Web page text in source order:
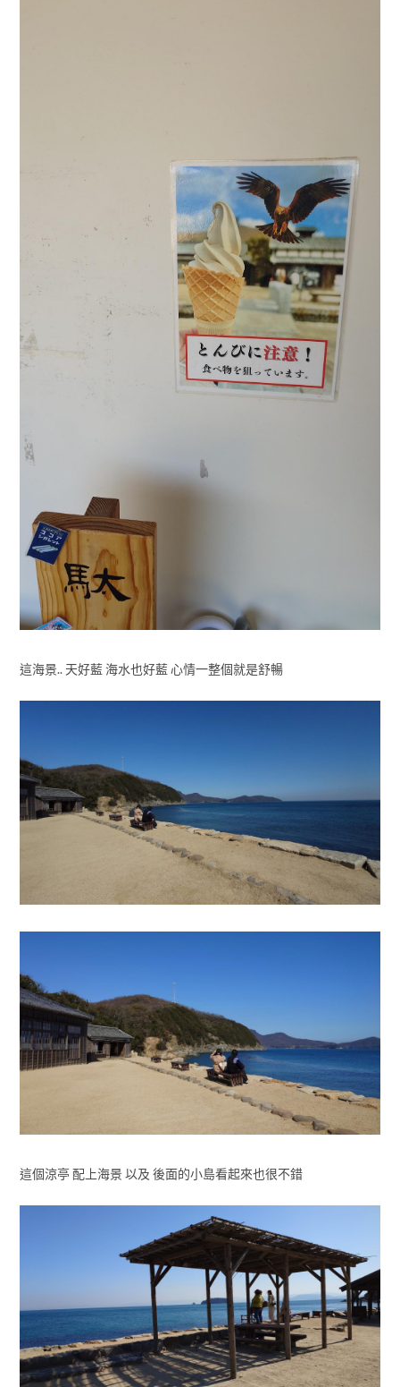
這海景.. 天好藍 海水也好藍 心情一整個就是舒暢
這個涼亭 配上海景 以及 後面的小島看起來也很不錯